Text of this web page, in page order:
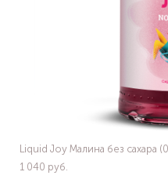
Liquid Joy Малина без сахара
1 040 pуб.